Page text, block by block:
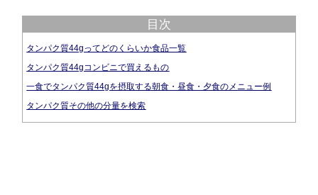
目次
タンパク質44gってどのくらいか食品一覧
タンパク質44gコンビニで買えるもの
一食でタンパク質44gを摂取する朝食・昼食・夕食のメニュー例
タンパク質その他の分量を検索